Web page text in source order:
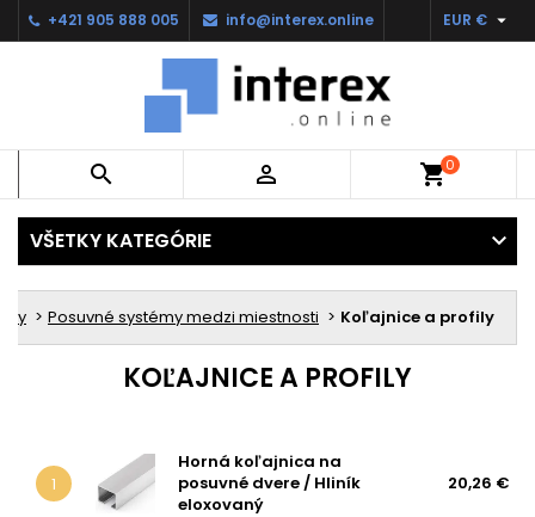
+421 905 888 005 info@interex.online EUR € 
  shopping_cart0
VŠETKY KATEGÓRIE
Posuvné systémy medzi miestnosti Koľajnice a profily
KOĽAJNICE A PROFILY
1
Horná koľajnica na
posuvné dvere / Hliník
eloxovaný
20,26 €